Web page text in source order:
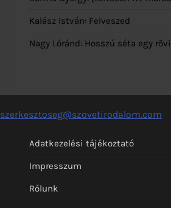
Kalász István: Felveszed
Nagy Lóránd: Hosszú séta egy
szerkesztoseg@szovetirodalom.com
Adatkezelési tájékoztató
Impresszum
Rólunk